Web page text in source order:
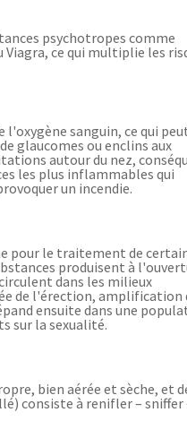
psychotropes comme
Viagra, ce qui multiplie les
l'oxygène sanguin, ce qui
glaucomes ou enclins aux
autour du nez,
les plus inflammables qui
un incendie.
pour le traitement de
produisent à
dans les milieux
de l'érection, amplification
ensuite dans une
sur la sexualité.
bien aérée et sèche, et
consiste à renifler – sniffer